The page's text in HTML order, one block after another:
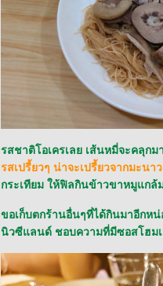
รสชาติโอเครเลย เส้นหมี่จะคลุกม
รสเปรี้ยวๆ น่าจะเปรี้ยวจากมะน
กระเทียม ให้ฟิลกินข้าวขาหมูแกล้
ขอเก็บตกร้านอื่นๆที่ได้กินมาอีกห
นิวซีแลนด์ ชอบความที่มีซอสโฮม